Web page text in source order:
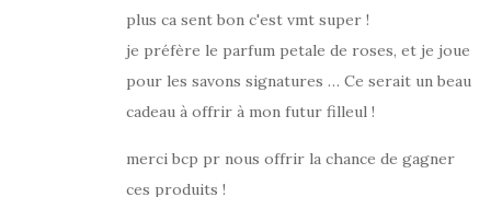
plus ca sent bon c'est vmt super !
je préfère le parfum petale de roses, et je joue
pour les savons signatures … Ce serait un beau
cadeau à offrir à mon futur filleul !
merci bcp pr nous offrir la chance de gagner
ces produits !